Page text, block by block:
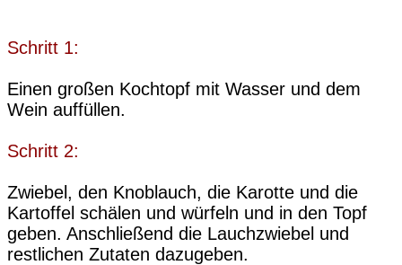
Schritt 1:
Einen großen Kochtopf mit Wasser und dem
Wein auffüllen.
Schritt 2:
Zwiebel, den Knoblauch, die Karotte und die
Kartoffel schälen und würfeln und in den Topf
geben. Anschließend die Lauchzwiebel und
restlichen Zutaten dazugeben.